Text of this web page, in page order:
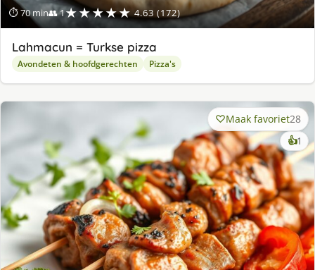
⏱ 70 min👥 1★★★★★ 4.63 (172)
Lahmacun = Turkse pizza
Avondeten & hoofdgerechten Pizza's
Maak favoriet28
👍1